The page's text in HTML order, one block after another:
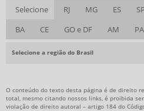
Selecione RJ MG ES SP
BA
CE GO e DF AM PA
Selecione a região do Brasil
O conteúdo do texto desta página é de direito
total, mesmo citando nossos links, é proibida
violação de direito autoral – artigo 184 do